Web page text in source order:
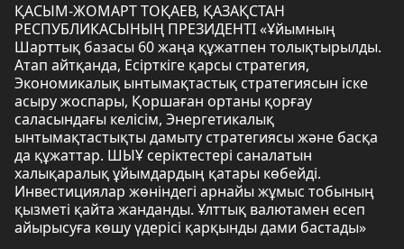
ҚАСЫМ-ЖОМАРТ ТОҚАЕВ, ҚАЗАҚСТАН
РЕСПУБЛИКАСЫНЫҢ ПРЕЗИДЕНТІ «Ұйымның
Шарттық базасы 60 жаңа құжатпен толықтырылды.
Атап айтқанда, Есірткіге қарсы стратегия,
Экономикалық ынтымақтастық стратегиясын іске
асыру жоспары, Қоршаған ортаны қорғау
саласындағы келісім, Энергетикалық
ынтымақтастықты дамыту стратегиясы және басқа
да құжаттар. ШЫҰ серіктестері саналатын
халықаралық ұйымдардың қатары көбейді.
Инвестициялар жөніндегі арнайы жұмыс тобының
қызметі қайта жанданды. Ұлттық валютамен есеп
айырысуға көшу үдерісі қарқынды дами бастады»